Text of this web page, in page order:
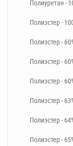
Полиуретан -
Полиэстер -
Полиэстер -
Полиэстер -
Полиэстер -
Полиэстер -
Полиэстер -
Полиэстер -